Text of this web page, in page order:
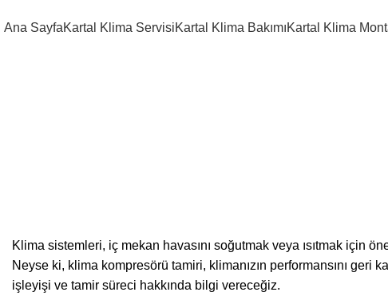
Ana SayfaKartal Klima ServisiKartal Klima BakımıKartal Klima
Klima sistemleri, iç mekan havasını soğutmak veya ısıtmak için
Neyse ki, klima kompresörü tamiri, klimanızın performansını
işleyişi ve tamir süreci hakkında bilgi vereceğiz.